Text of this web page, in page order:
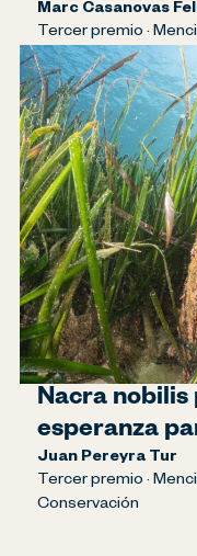
Marc Casanovas
Tercer premio ·
Nacra nobilis
esperanza
Juan Pereyra Tur
Tercer premio ·
Conservación